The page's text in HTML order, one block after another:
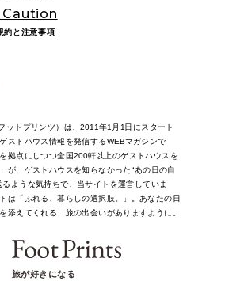
Caution
約と注意事項
ットプリンツ）は、2011年1月1日にスタート
ストハウス情報を発信するWEBマガジンで
拠点にしつつ全国200軒以上のゲストハウスを
が、ゲストハウスを知らなかった“あの日の自
るような気持ちで、当サイトを運営していま
は「ふれる、暮らしの選択肢。」。あなたの日
添えてくれる、旅の出会いがありますように。
旅が好きになる